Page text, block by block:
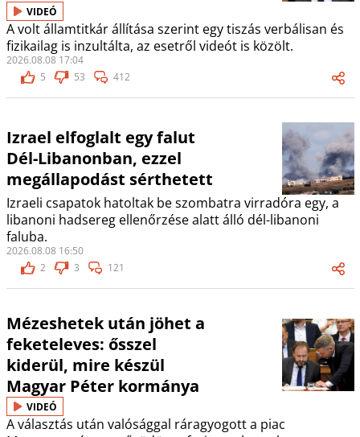
VIDEÓ
A volt államtitkár állítása szerint egy tiszás verbálisan és
fizikailag is inzultálta, az esetről videót is közölt.
2026.08.08 17:04
5
53 412
Izrael elfoglalt egy falut
Dél-Libanonban, ezzel
megállapodást sérthetett
Izraeli csapatok hatoltak be szombatra virradóra egy, a
libanoni hadsereg ellenőrzése alatt álló dél-libanoni
faluba.
2026.08.08 16:50
2
3 121
Mézeshetek után jöhet a
feketeleves: ősszel
kiderül, mire készül
Magyar Péter kormánya
VIDEÓ
A választás után valósággal ráragyogott a piac